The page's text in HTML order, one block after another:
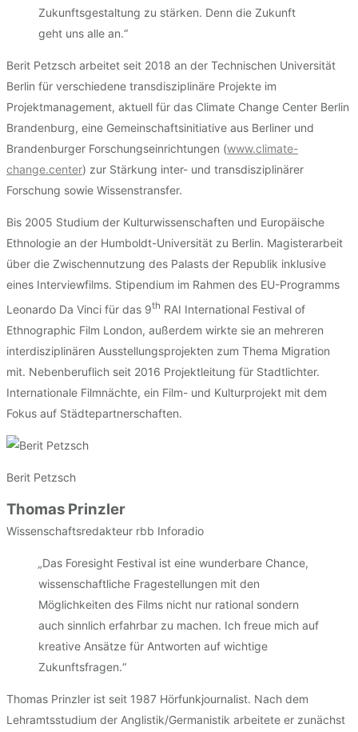
Zukunftsgestaltung zu stärken. Denn die Zukunft
geht uns alle an.“
Berit Petzsch arbeitet seit 2018 an der Technischen Universität
Berlin für verschiedene transdisziplinäre Projekte im
Projektmanagement, aktuell für das Climate Change Center Berlin
Brandenburg, eine Gemeinschaftsinitiative aus Berliner und
Brandenburger Forschungseinrichtungen (www.climate-
change.center) zur Stärkung inter- und transdisziplinärer
Forschung sowie Wissenstransfer.
Bis 2005 Studium der Kulturwissenschaften und Europäische
Ethnologie an der Humboldt-Universität zu Berlin. Magisterarbeit
über die Zwischennutzung des Palasts der Republik inklusive
eines Interviewfilms. Stipendium im Rahmen des EU-Programms
Leonardo Da Vinci für das 9th RAI International Festival of
Ethnographic Film London, außerdem wirkte sie an mehreren
interdisziplinären Ausstellungsprojekten zum Thema Migration
mit. Nebenberuflich seit 2016 Projektleitung für Stadtlichter.
Internationale Filmnächte, ein Film- und Kulturprojekt mit dem
Fokus auf Städtepartnerschaften.
Berit Petzsch
Thomas Prinzler
Wissenschaftsredakteur rbb Inforadio
„Das Foresight Festival ist eine wunderbare Chance,
wissenschaftliche Fragestellungen mit den
Möglichkeiten des Films nicht nur rational sondern
auch sinnlich erfahrbar zu machen. Ich freue mich auf
kreative Ansätze für Antworten auf wichtige
Zukunftsfragen.“
Thomas Prinzler ist seit 1987 Hörfunkjournalist. Nach dem
Lehramtsstudium der Anglistik/Germanistik arbeitete er zunächst